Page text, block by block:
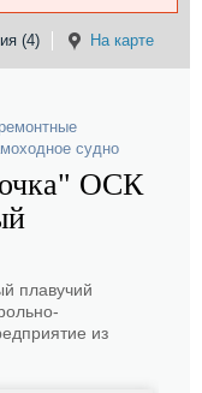
(4) На карте
судно
ОСК
плавучий
из